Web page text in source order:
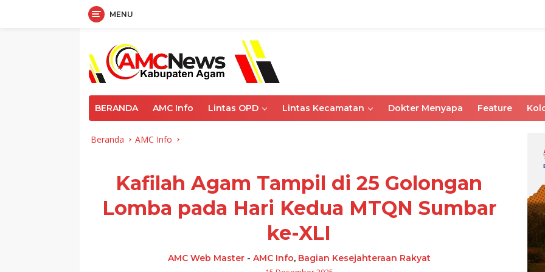
MENU
BERANDA AMC Info Lintas OPD Lintas Kecamatan Dokter Menyapa Feature
Beranda AMC Info
Kafilah Agam Tampil di 25 Golongan
Lomba pada Hari Kedua MTQN Sumbar
ke-XLI
AMC Web Master- AMC Info, Bagian Kesejahteraan Rakyat